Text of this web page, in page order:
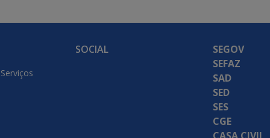
SOCIAL
SEGOV
SEFAZ
SAD
SED
SES
CGE